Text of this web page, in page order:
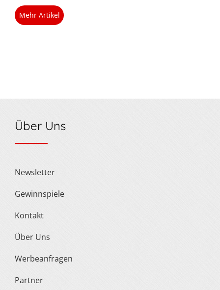
Mehr Artikel
Über Uns
Newsletter
Gewinnspiele
Kontakt
Über Uns
Werbeanfragen
Partner